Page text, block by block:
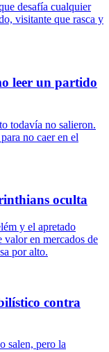
desafía cualquier
visitante que rasca y
leer un partido
todavía no salieron.
no caer en el
oculta
y el apretado
valor en mercados de
por alto.
contra
salen, pero la